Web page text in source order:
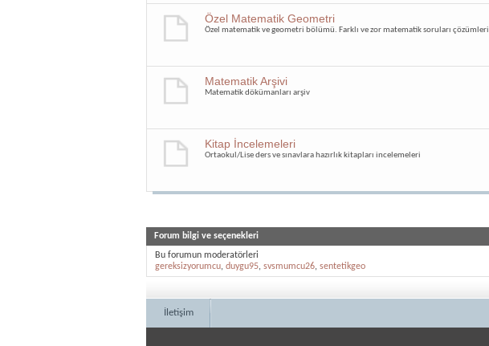
Özel Matematik Geometri
Özel matematik ve geometri bölümü. Farklı ve zor matematik soruları çözümleri
Matematik Arşivi
Matematik dökümanları arşiv
Kitap İncelemeleri
Ortaokul/Lise ders ve sınavlara hazırlık kitapları incelemeleri
Forum bilgi ve seçenekleri
Bu forumun moderatörleri
gereksizyorumcu, duygu95, svsmumcu26, sentetikgeo
İletişim